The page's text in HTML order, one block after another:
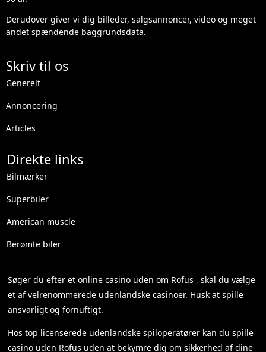
Derudover giver vi dig billeder, salgsannoncer, video og meget
andet spændende baggrundsdata.
Skriv til os
Generelt
Annoncering
Articles
Direkte links
Bilmærker
Superbiler
American muscle
Berømte biler
Søger du efter etonline casino uden om Rofus , skal du vælge
et af velrenommerede udenlandske casinoer. Husk at spille
ansvarligt og fornuftigt.
Hos top licenserede udenlandske spiloperatører kan du spille
casino uden Rofus uden at bekymre dig om sikkerhed af dine